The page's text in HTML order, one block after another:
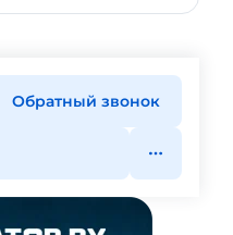
Обратный звонок